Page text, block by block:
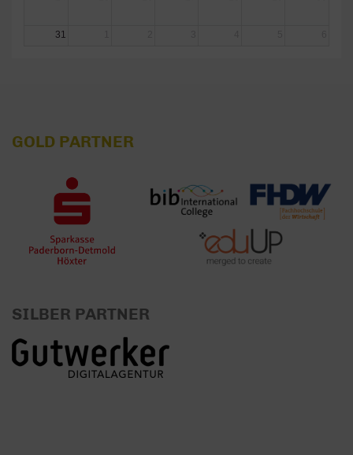
31
GOLD PARTNER
SILBER PARTNER